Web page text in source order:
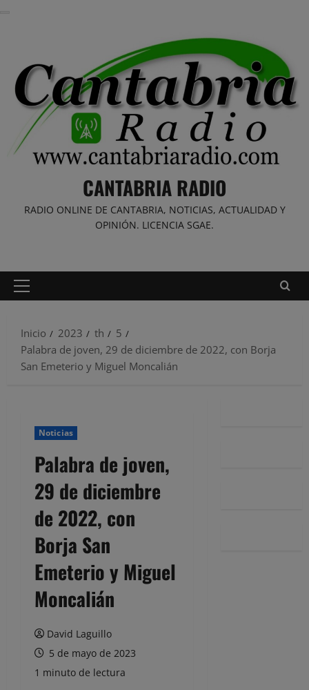
CANTABRIA RADIO
RADIO ONLINE DE CANTABRIA, NOTICIAS, ACTUALIDAD Y
OPINIÓN. LICENCIA SGAE.
Menú
Inicio
2023 th
5
Palabra de joven, 29 de diciembre de 2022, con Borja
San Emeterio y Miguel Moncalián
Noticias
Palabra de joven,
29 de diciembre
de 2022, con
Borja San
Emeterio y Miguel
Moncalián
David Laguillo
5 de mayo de 2023
1 minuto de lectura